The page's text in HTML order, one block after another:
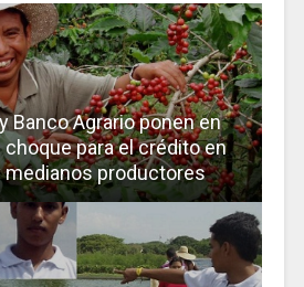
Banco Agrario ponen en
para el crédito en
medianos productores